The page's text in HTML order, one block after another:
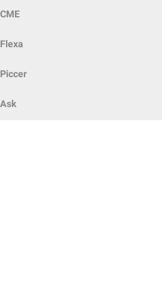
CME
Flexa
Piccer
Ask